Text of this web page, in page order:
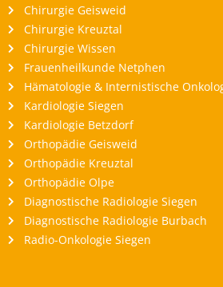
Chirurgie Geisweid
Chirurgie Kreuztal
Chirurgie Wissen
Frauenheilkunde Netphen
Hämatologie & Internistische
Kardiologie Siegen
Kardiologie Betzdorf
Orthopädie Geisweid
Orthopädie Kreuztal
Orthopädie Olpe
Diagnostische Radiologie Siegen
Diagnostische Radiologie Burbach
Radio-Onkologie Siegen